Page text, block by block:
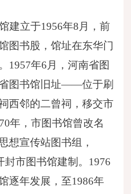
建立于1956年8月，前
图书股，馆址在东华门
1957年6月，河南省图
图书馆旧址——位于刷
西邻的二曾祠，移交市
年，市图书馆曾改名
想宣传站图书组，
封市图书馆建制。1976
逐年发展，至1986年